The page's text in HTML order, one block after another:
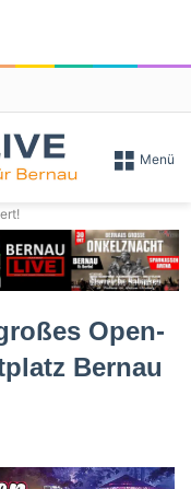
Menü
Open-
Bernau